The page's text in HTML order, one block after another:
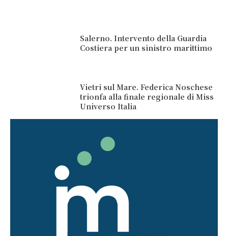
Salerno. Intervento della Guardia
Costiera per un sinistro marittimo
Vietri sul Mare. Federica Noschese
trionfa alla finale regionale di Miss
Universo Italia